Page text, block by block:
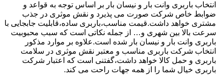
انتخاب باربری وانت بار و نیسان بار بر اساس توجه به قواعد و
ضوابط خاص شرکت صورت می پذیرد و نقش موثری در جذب
مشتری خواهد داشت.قیمت مناسب،باربری ساده،قابلیت جابجایی با
سرعت بالا بین شهری و… از جمله نکاتی است که سبب محبوبیت
باربری وانت بار و نیسان بار شده است.علاوه بر موارد مذکور
انتخاب شرکت باربری مناسب و معتبر نقش موثری در سلامت
باربری و حمل کالا خواهد داشت،گفتنی است که اعتبار شرکت
باربری خیال شما را از همه جهات راحت می کند.